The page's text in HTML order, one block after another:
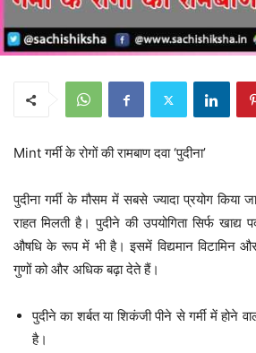
Mint गर्मी के रोगों की रामबाण दवा ‘पुदीना’
पुदीना गर्मी के मौसम में सबसे ज्यादा प्रयोग किया
राहत मिलती है। पुदीने की उपयोगिता सिर्फ खाद्य
औषधि के रूप में भी है। इसमें विद्यमान विटामिन
गुणों को और अधिक बढ़ा देते हैं।
पुदीने का शर्बत या शिकंजी पीने से गर्मी में होने
है।